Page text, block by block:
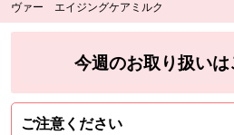
ヴァー エイジングケアミルク
現在位置ここまで
今週のお取り扱い
ご注意ください